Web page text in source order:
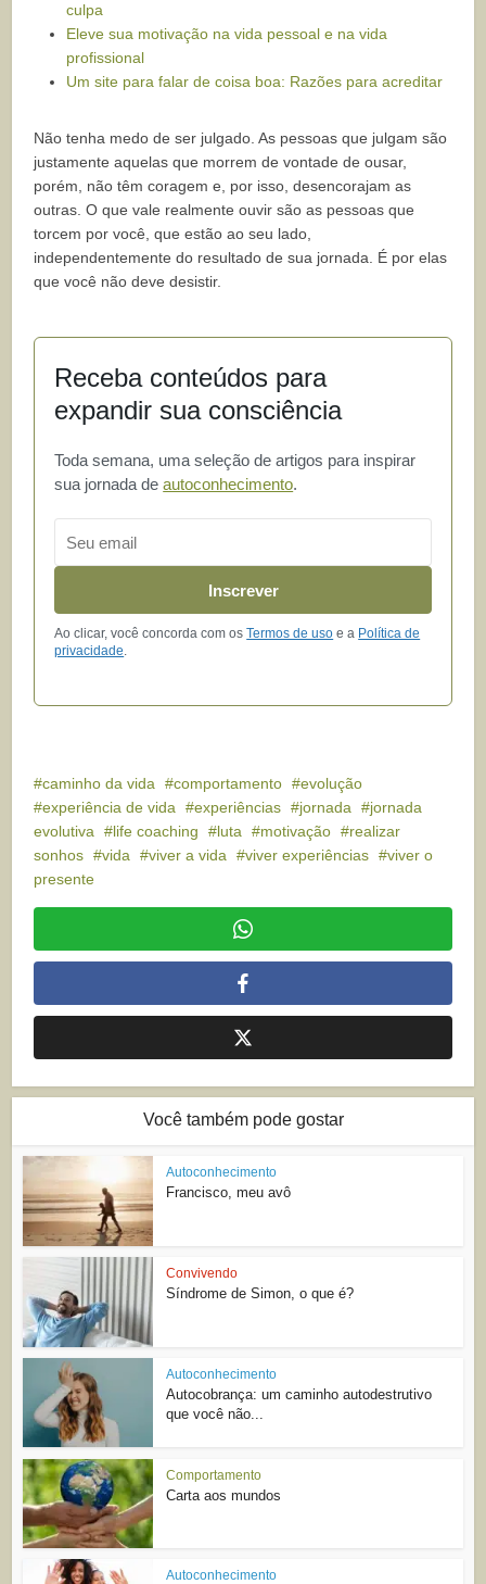
culpa
Eleve sua motivação na vida pessoal e na vida
profissional
Um site para falar de coisa boa: Razões para acreditar
Não tenha medo de ser julgado. As pessoas que julgam são
justamente aquelas que morrem de vontade de ousar,
porém, não têm coragem e, por isso, desencorajam as
outras. O que vale realmente ouvir são as pessoas que
torcem por você, que estão ao seu lado,
independentemente do resultado de sua jornada. É por elas
que você não deve desistir.
Receba conteúdos para
expandir sua consciência
Toda semana, uma seleção de artigos para inspirar
sua jornada deautoconhecimento.
Inscrever
Ao clicar, você concorda com osTermos de uso e a Política de
privacidade.
caminho da vida comportamento
evolução
experiência de vida
experiências jornada
jornada
evolutiva
life coaching luta motivação
realizar
sonhos
vida viver a vida viver experiências
viver o
presente
Você também pode gostar
Autoconhecimento
Francisco, meu avô
Convivendo
Síndrome de Simon, o que é?
Autoconhecimento
Autocobrança: um caminho autodestrutivo
que você não...
Comportamento
Carta aos mundos
Autoconhecimento